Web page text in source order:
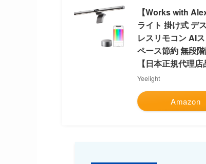
【Works with
ライト 掛け式 デ
レスリモコン AI
ペース節約 無段
【日本正規代理店
Yeelight
Amazon